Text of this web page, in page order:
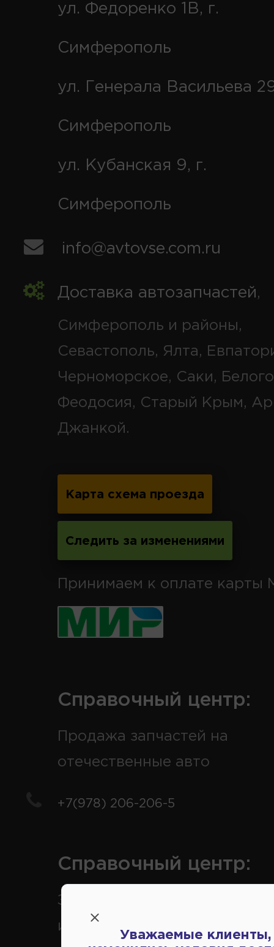
ул. Федоренко 1В, г.
Симферополь
ул. Генерала Васильева
Симферополь
ул. Кубанская 9, г.
Симферополь
info@avtovse.com.ru
Доставка автозапчастей,
Симферополь и районы,
Севастополь, Ялта,
Черноморское, Саки,
Феодосия, Старый Крым,
Джанкой.
Карта схема проезда
Следить за изменениями
Принимаем к оплате карты
Справочный центр:
Продажа запчастей на
отечественные авто
+7(978) 206-206-5
Справочный центр:
Заказ шин, дисков,
иномарки
Уважаемые клиенты,